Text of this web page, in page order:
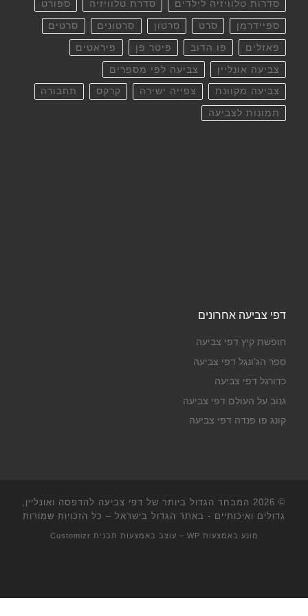
סדרות טלוויזיה לילדים סדרת טלוויזיה ספורט
ספיידרמן סרט סרטון סרטונים סרטים
פאזלים פו הדוב פיטר פן פיראטים
צביעה אונליין צביעה לפי מספרים
צביעה מקוונת צפייה ישירה קרקס תחבורה
תמונות לצביעה
דפי צביעה אחרונים
חופשת קיץ דפי צביעה
ספר הג'ונגל דפי צביעה
כדורגל דפי צביעה
גנוב על העולם דפי צביעה
קונג פו פנדה דפי צביעה
© 2026
המבחר הגדול ביותר של דפי צביעה להדפסה ואונליין,
גדולים ואיכותיים - באתר הגדול בישראל – כל הזכויות שמורות
מונע באמצעות WP – עוצב באמצעות תבנית Customizr